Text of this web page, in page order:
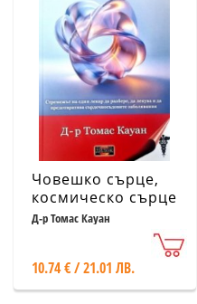
Човешко сърце,
космическо сърце
Д-р Томас Кауан
10.74 € / 21.01 ЛВ.